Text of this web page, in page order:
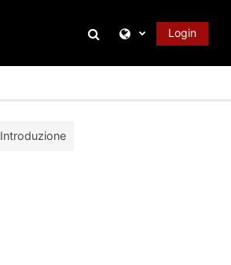
Attiva/disattiva
Login
Introduzione